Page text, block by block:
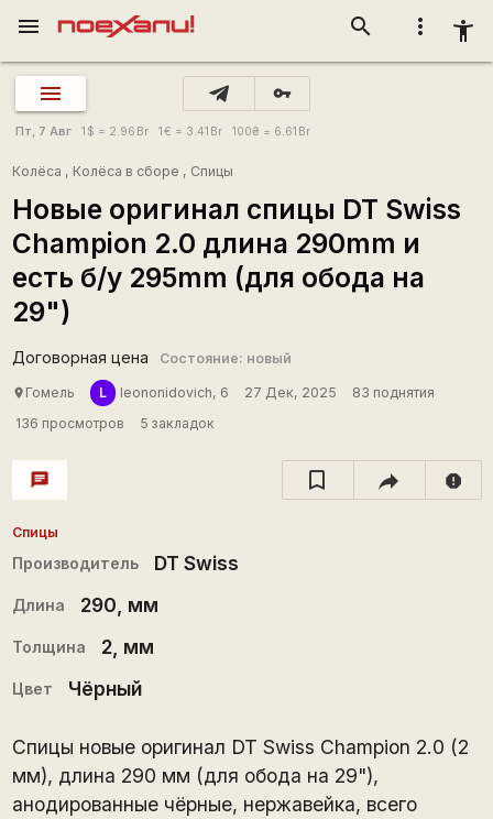
more_vert accessibility_new
search
menu
vpn_key
Пт, 7 Авг 1 $ = 2.96 Br 1€ = 3.41 Br 100₴ = 6.61 Br
Колёса , Колёса в сборе , Спицы
Новые оригинал спицы DT Swiss
Champion 2.0 длина 290mm и
есть б/у 295mm (для обода на
29")
Договорная цена Состояние: новый
place Гомель L leononidovich, 6 27 Дек, 2025
83 поднятия
136 просмотров
5 закладок
chat report
Спицы
Производитель DT Swiss
Длина 290 , мм
Толщина 2, мм
Цвет Чёрный
Спицы новые оригинал DT Swiss Champion 2.0 (2
мм), длина 290 мм (для обода на 29"),
анодированные чёрные, нержавейка, всего